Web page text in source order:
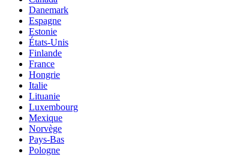
Danemark
Espagne
Estonie
États-Unis
Finlande
France
Hongrie
Italie
Lituanie
Luxembourg
Mexique
Norvège
Pays-Bas
Pologne